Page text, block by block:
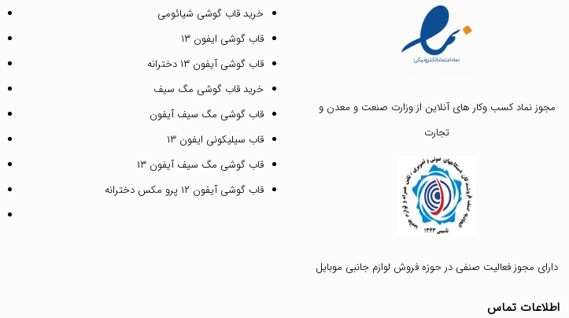
مجوز نماد کسب وکار های آنلاین از وزارت صنعت و معدن و
تجارت
دارای مجوز فعالیت صنفی در حوزه فروش لوازم جانبی موبایل
اطلاعات تماس
خرید قاب گوشی شیائومی
قاب گوشی ایفون ۱۳
قاب گوشی آیفون ۱۳ دخترانه
خرید قاب گوشی مگ سیف
قاب گوشی مگ سیف آیفون
قاب سیلیکونی ایفون ۱۳
قاب گوشی مگ سیف آیفون ۱۳
قاب گوشی آیفون ۱۲ پرو مکس دخترانه